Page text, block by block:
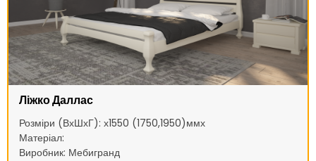
Ліжко Даллас
Розміри (ВхШхГ): х1550 (1750,1950)ммх
Матеріал:
Виробник: Мебигранд